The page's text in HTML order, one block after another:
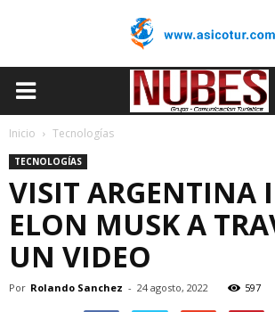
Inicio Tecnologías
TECNOLOGÍAS
VISIT ARGENTINA
ELON MUSK A
UN VIDEO
Por Rolando Sanchez - 24 agosto, 2022 597